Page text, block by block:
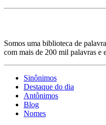
Somos uma biblioteca de
com mais de 200 mil palavras e
Sinônimos
Destaque do dia
Antônimos
Blog
Nomes